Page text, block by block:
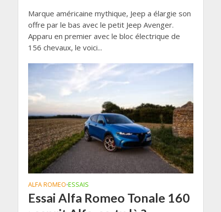
Marque américaine mythique, Jeep a élargie son
offre par le bas avec le petit Jeep Avenger.
Apparu en premier avec le bloc électrique de
156 chevaux, le voici...
ALFA ROMEO•ESSAIS
Essai Alfa Romeo Tonale 160